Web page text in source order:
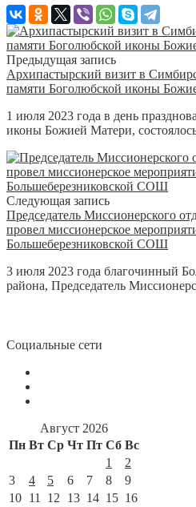
Предыдущая запись
Архипастырский визит в
памяти Боголюбской иконы
1 июля 2023 года в день
иконы Божией Матери,
Следующая запись
Председатель Миссионерского
провел миссионерское
Большеберезниковской СОШ
3 июля 2023 года благочинный
района, Председатель
Социальные сети
Август 2026
Пн Вт Ср Чт Пт Сб Вс
1
2
3
4 5 6 7 8
9
10 11 12 13 14 15 16